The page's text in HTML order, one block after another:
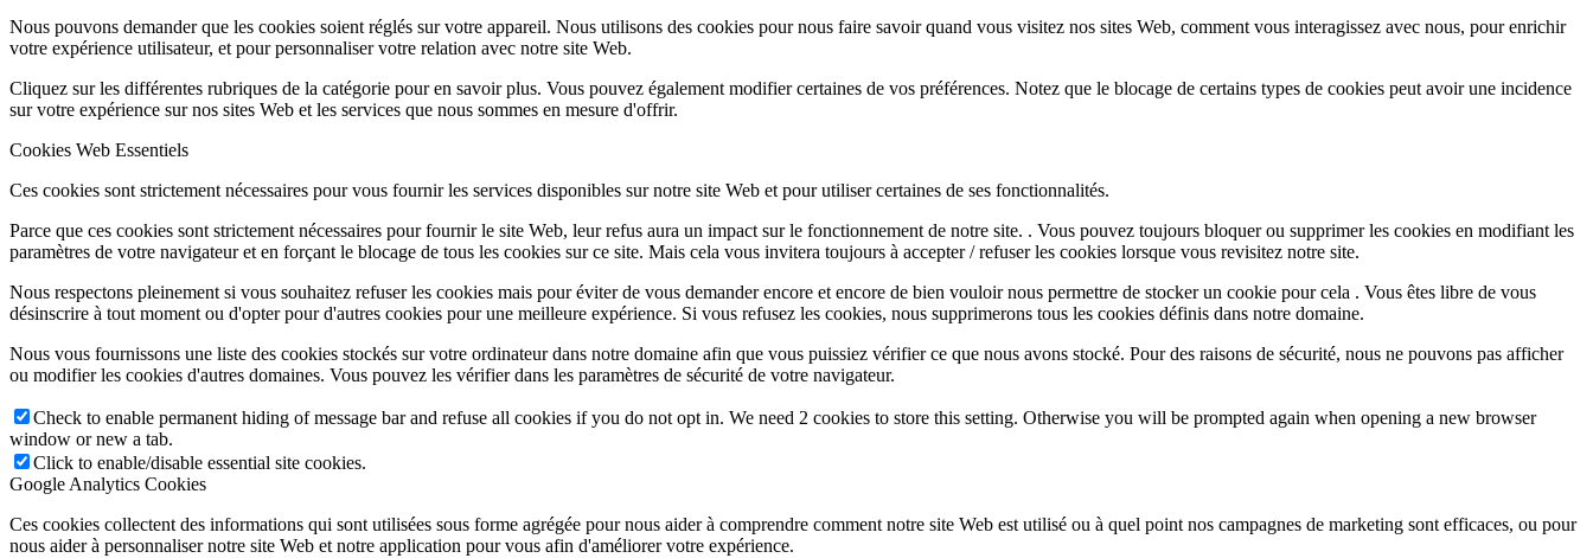
Nous pouvons demander que les cookies soient réglés sur votre appareil. Nous utilisons des cookies pour nous faire savoir quand vous visitez nos sites Web, comment vous interagissez avec nous, pour enrichir
votre expérience utilisateur, et pour personnaliser votre relation avec notre site Web.
Cliquez sur les différentes rubriques de la catégorie pour en savoir plus. Vous pouvez également modifier certaines de vos préférences. Notez que le blocage de certains types de cookies peut avoir une incidence
sur votre expérience sur nos sites Web et les services que nous sommes en mesure d'offrir.
Cookies Web Essentiels
Ces cookies sont strictement nécessaires pour vous fournir les services disponibles sur notre site Web et pour utiliser certaines de ses fonctionnalités.
Parce que ces cookies sont strictement nécessaires pour fournir le site Web, leur refus aura un impact sur le fonctionnement de notre site. . Vous pouvez toujours bloquer ou supprimer les cookies en modifiant les
paramètres de votre navigateur et en forçant le blocage de tous les cookies sur ce site. Mais cela vous invitera toujours à accepter / refuser les cookies lorsque vous revisitez notre site.
Nous respectons pleinement si vous souhaitez refuser les cookies mais pour éviter de vous demander encore et encore de bien vouloir nous permettre de stocker un cookie pour cela . Vous êtes libre de vous
désinscrire à tout moment ou d'opter pour d'autres cookies pour une meilleure expérience. Si vous refusez les cookies, nous supprimerons tous les cookies définis dans notre domaine.
Nous vous fournissons une liste des cookies stockés sur votre ordinateur dans notre domaine afin que vous puissiez vérifier ce que nous avons stocké. Pour des raisons de sécurité, nous ne pouvons pas afficher
ou modifier les cookies d'autres domaines. Vous pouvez les vérifier dans les paramètres de sécurité de votre navigateur.
Check to enable permanent hiding of message bar and refuse all cookies if you do not opt in. We need 2 cookies to store this setting. Otherwise you will be prompted again when opening a new browser
window or new a tab.
Click to enable/disable essential site cookies.
Google Analytics Cookies
Ces cookies collectent des informations qui sont utilisées sous forme agrégée pour nous aider à comprendre comment notre site Web est utilisé ou à quel point nos campagnes de marketing sont efficaces, ou pour
nous aider à personnaliser notre site Web et notre application pour vous afin d'améliorer votre expérience.